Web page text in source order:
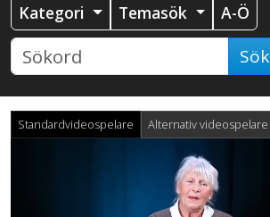
Kategori Temasök A-Ö
Sök
Standardvideospelare Alternativ videospelare